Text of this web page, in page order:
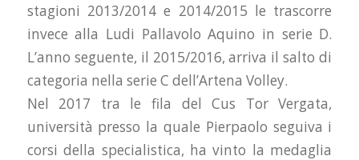
stagioni 2013/2014 e 2014/2015 le trascorre
invece alla Ludi Pallavolo Aquino in serie D.
L’anno seguente, il 2015/2016, arriva il salto di
categoria nella serie C dell’Artena Volley.
Nel 2017 tra le fila del Cus Tor Vergata,
università presso la quale Pierpaolo seguiva i
corsi della specialistica, ha vinto la medaglia